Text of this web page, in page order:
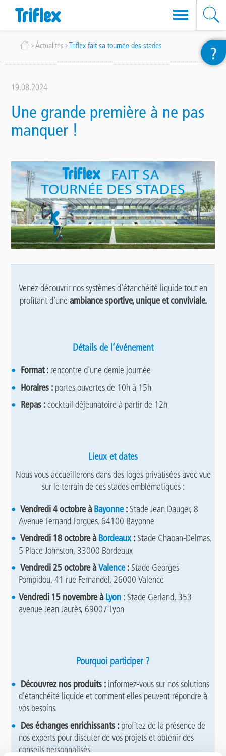
contenu
Fil
d'Ariane
Actualités Triflex fait sa tournée des stades
19.08.2024
Une grande première à ne pas
manquer !
Venez découvrir nos systèmes d’étanchéité liquide tout en
profitant d’une ambiance sportive, unique et conviviale.
Détails de l’événement
Format : rencontre d'une demie journée
Horaires : portes ouvertes de 10h à 15h
Repas :cocktail déjeunatoire à partir de 12h
Lieux et dates
Nous vous accueillerons dans des loges privatisées avec vue
sur le terrain de ces stades emblématiques :
Vendredi 4 octobre àBayonne: Stade Jean Dauger, 8
Avenue Fernand Forgues, 64100 Bayonne
Vendredi 18 octobre àBordeaux: Stade Chaban-Delmas,
5 Place Johnston, 33000 Bordeaux
Vendredi 25 octobre àValence: Stade Georges
Pompidou, 41 rue Fernandel, 26000 Valence
Vendredi 15 novembre àLyon : Stade Gerland, 353
avenue Jean Jaurès, 69007 Lyon
Pourquoi participer ?
Découvrez nos produits : informez-vous sur nos solutions
d’étanchéité liquide et comment elles peuvent répondre à
vos besoins.
Des échanges enrichissants : profitez de la présence de
nos experts pour discuter de vos projets et obtenir des
conseils personnalisés.
?